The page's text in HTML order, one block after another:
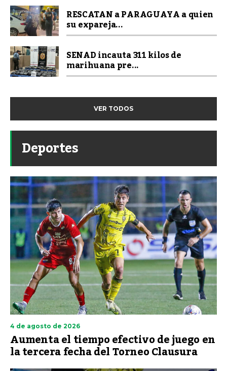
RESCATAN a PARAGUAYA a quien
su expareja...
SENAD incauta 311 kilos de
marihuana pre...
VER TODOS
Deportes
4 de agosto de 2026
Aumenta el tiempo efectivo de juego en
la tercera fecha del Torneo Clausura